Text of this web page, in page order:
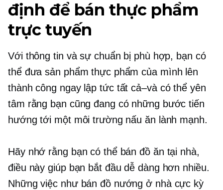
định để bán thực phẩm
trực tuyến
Với thông tin và sự chuẩn bị phù hợp, bạn có
thể đưa sản phẩm thực phẩm của mình lên
thành công ngay lập tức tất cả–vàcó thể yên
tâm rằng bạn cũng đang có những bước tiến
hướng tới một môi trường nấu ăn lành mạnh.
Hãy nhớ rằng bạn có thể bán đồ ăn tại nhà,
điều này giúp bạn bắt đầu dễ dàng hơn nhiều.
Những việc như bán đồ nướng ở nhà cực kỳ